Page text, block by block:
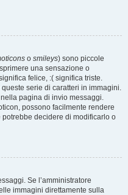
o smileys) sono piccole
una sensazione o
felice, :( significa triste.
serie di caratteri in immagini.
pagina di invio messaggi.
possono facilmente rendere
decidere di modificarlo o
Se l’amministratore
immagini direttamente sulla